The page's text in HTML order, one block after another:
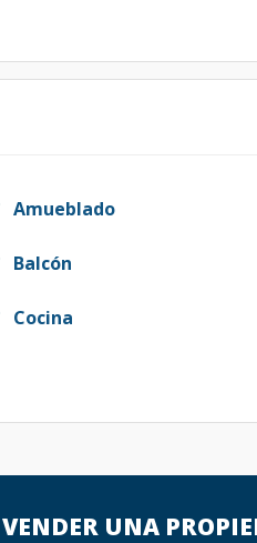
Amueblado
Balcón
Cocina
UNA